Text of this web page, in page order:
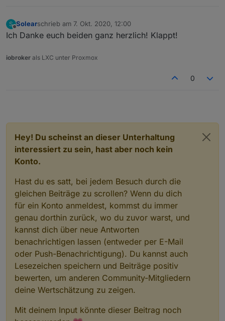
S
Offline
Solearschrieb am 7. Okt. 2020, 12:00
zuletzt editiert von
Ich Danke euch beiden ganz herzlich! Klappt!
iobroker als LXC unter Proxmox
0
Hey! Du scheinst an dieser Unterhaltung
interessiert zu sein, hast aber noch kein
Konto.
Hast du es satt, bei jedem Besuch durch die
gleichen Beiträge zu scrollen? Wenn du dich
für ein Konto anmeldest, kommst du immer
genau dorthin zurück, wo du zuvor warst, und
kannst dich über neue Antworten
benachrichtigen lassen (entweder per E-Mail
oder Push-Benachrichtigung). Du kannst auch
Lesezeichen speichern und Beiträge positiv
bewerten, um anderen Community-Mitgliedern
deine Wertschätzung zu zeigen.
Mit deinem Input könnte dieser Beitrag noch